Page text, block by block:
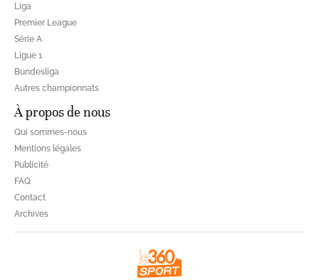
Liga
Premier League
Série A
Ligue 1
Bundesliga
Autres championnats
À propos de nous
Qui sommes-nous
Mentions légales
Publicité
FAQ
Contact
Archives